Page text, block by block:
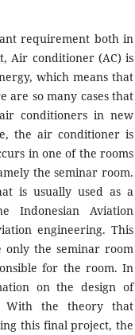
requirement both in
Air conditioner (AC) is
which means that
are so many cases that
conditioners in new
the air conditioner is
in one of the rooms
the seminar room.
is usually used as a
Indonesian Aviation
engineering. This
only the seminar room
for the room. In
on the design of
With the theory that
this final project, the